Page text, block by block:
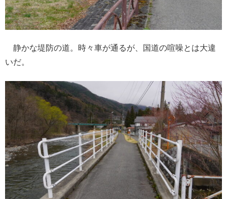
静かな堤防の道。時々車が通るが、国道の喧噪とは大違
いだ。